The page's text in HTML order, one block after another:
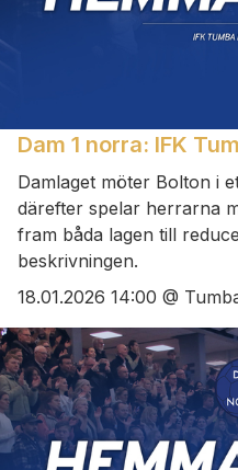
Dam 1 norra: IFK
Damlaget möter Bolton i
därefter spelar herrarna
fram båda lagen till
beskrivningen.
18.01.2026 14:00 @